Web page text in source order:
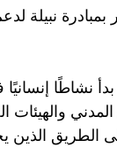
الطريق الذين